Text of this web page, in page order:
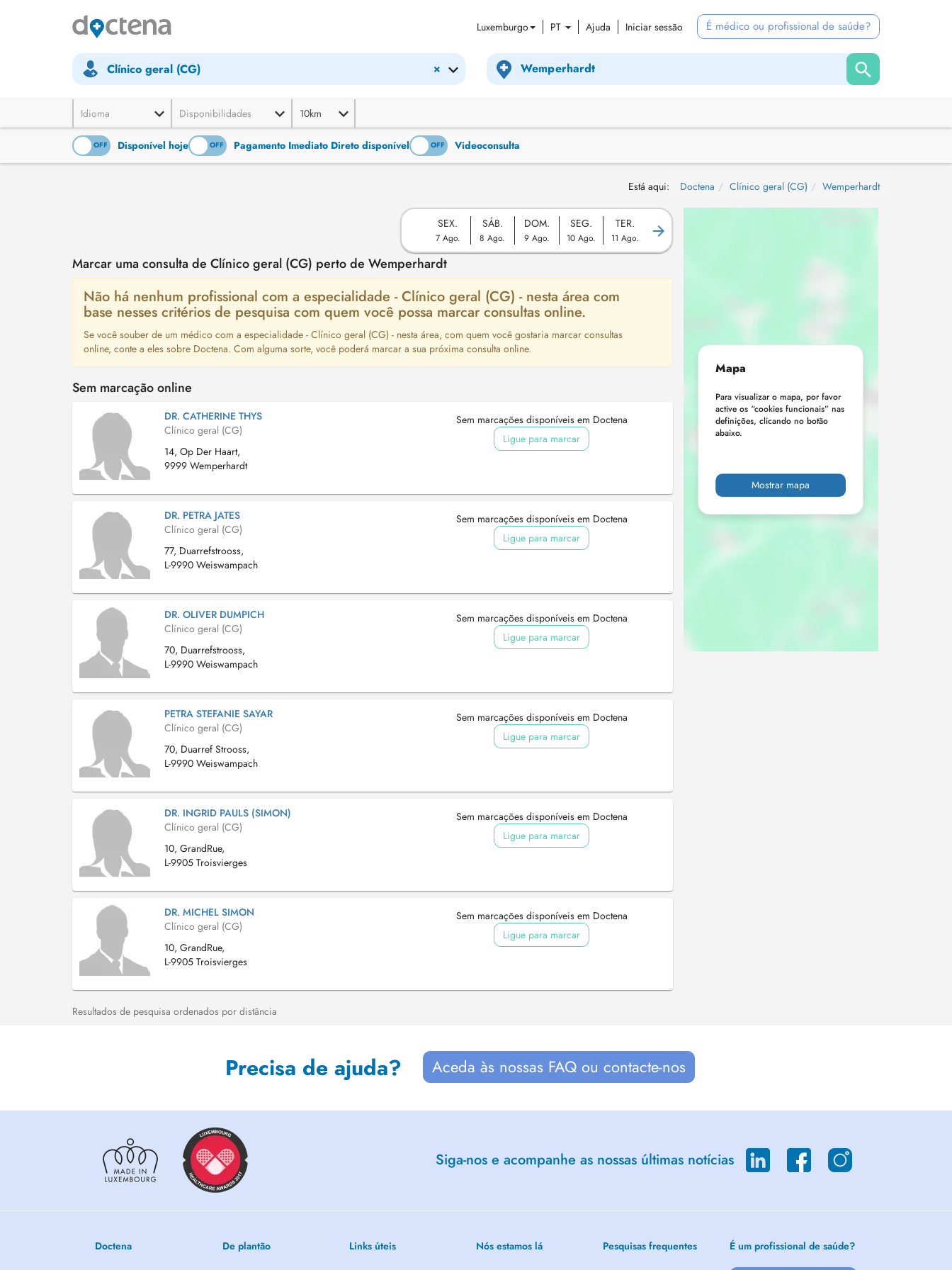
Luxemburgo PT Ajuda Iniciar sessão É médico ou profissional de saúde?
×
Clínico geral (CG)
Idioma Disponibilidades 10km
OFF Disponível hoje
ON OFF Pagamento Imediato Direto disponível
ON OFF Videoconsulta
Está aqui: Doctena Clínico geral (CG) Wemperhardt
SEX.
7 Ago.
SÁB.
8 Ago.
DOM.
9 Ago.
SEG.
10 Ago.
TER.
11 Ago.
Marcar uma consulta de Clínico geral (CG) perto de Wemperhardt
Não há nenhum profissional com a especialidade - Clínico geral (CG) - nesta área com
base nesses critérios de pesquisa com quem você possa marcar consultas online.
Se você souber de um médico com a especialidade - Clínico geral (CG) - nesta área, com quem você gostaria marcar consultas
online, conte a eles sobre Doctena. Com alguma sorte, você poderá marcar a sua próxima consulta online.
Sem marcação online
DR. CATHERINE THYS
Clínico geral (CG)
14, Op Der Haart,
9999 Wemperhardt
Sem marcações disponíveis em Doctena
Ligue para marcar
DR. PETRA JATES
Clínico geral (CG)
77, Duarrefstrooss,
L-9990 Weiswampach
Sem marcações disponíveis em Doctena
Ligue para marcar
DR. OLIVER DUMPICH
Clínico geral (CG)
70, Duarrefstrooss,
L-9990 Weiswampach
Sem marcações disponíveis em Doctena
Ligue para marcar
PETRA STEFANIE SAYAR
Clínico geral (CG)
70, Duarref Strooss,
L-9990 Weiswampach
Sem marcações disponíveis em Doctena
Ligue para marcar
DR. INGRID PAULS (SIMON)
Clínico geral (CG)
10, GrandRue,
L-9905 Troisvierges
Sem marcações disponíveis em Doctena
Ligue para marcar
DR. MICHEL SIMON
Clínico geral (CG)
10, GrandRue,
L-9905 Troisvierges
Sem marcações disponíveis em Doctena
Ligue para marcar
Resultados de pesquisa ordenados por distância
Mapa
Para visualizar o mapa, por favor
active os “cookies funcionais” nas
definições, clicando no botão
abaixo.
Mostrar mapa
Precisa de ajuda? Aceda às nossas FAQ ou contacte-nos
Siga-nos e acompanhe as nossas últimas notícias
Doctena De plantão Links úteis Nós estamos lá Pesquisas frequentes É um profissional de saúde?